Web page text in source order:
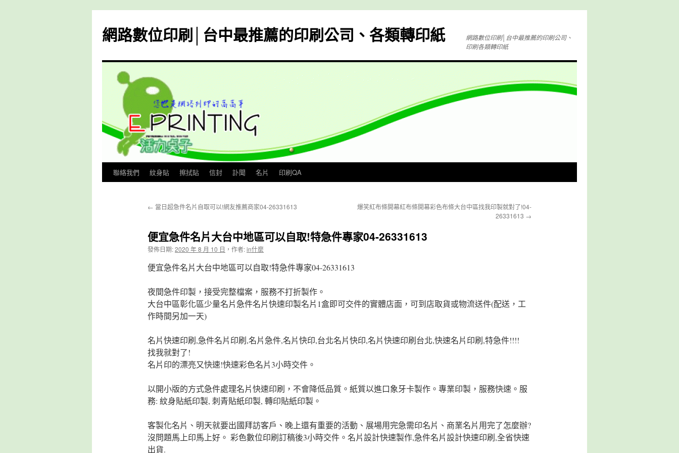
主
要
容
網路數位印刷│台中最推薦的印刷公司、各類轉印紙
網路數位印刷│台中最推薦的印刷公司、
印刷各類轉印紙
聯絡我們 紋身貼 擦拭貼 信封 訃聞 名片 印刷QA
← 當日超急件名片自取可以!網友推薦商家04-26331613
爆笑紅布條開幕紅布條開幕彩色布條大台中區找我印製就對了!04-
26331613 →
便宜急件名片大台中地區可以自取!特急件專家04-26331613
發佈日期:2020 年 8 月 10 日 ， 作者:in什麼
便宜急件名片大台中地區可以自取!特急件專家04-26331613
夜間急件印製，接受完整檔案，服務不打折製作。
大台中區彰化區少量名片急件名片快速印製名片1盒即可交件的實體店面，可到店取貨或物流送件(配送，工
作時間另加一天)
名片快速印刷,急件名片印刷,名片急件,名片快印,台北名片快印,名片快速印刷台北,快速名片印刷,特急件!!!!
找我就對了!
名片印的漂亮又快速!快速彩色名片3小時交件。
以開小版的方式急件處理名片快速印刷，不會降低品質。紙質以進口象牙卡製作。專業印製，服務快速。服
務: 紋身貼紙印製, 刺青貼紙印製, 轉印貼紙印製。
客製化名片、明天就要出國拜訪客戶、晚上還有重要的活動、展場用完急需印名片、商業名片用完了怎麼辦?
沒問題馬上印馬上好。 彩色數位印刷訂稿後3小時交件。名片設計快速製作,急件名片設計快速印刷,全省快速
出貨.